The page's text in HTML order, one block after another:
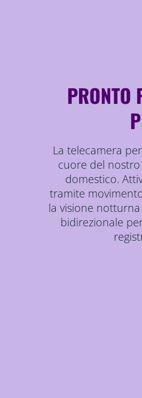
PRONTO
La telecamera
cuore del
domestico.
tramite
la visione
bidirezionale